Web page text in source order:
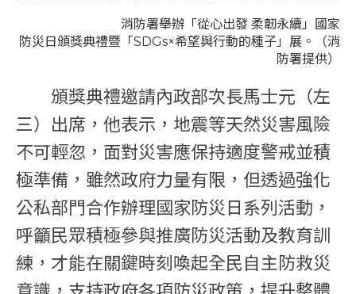
消防署舉辦「從心出發 柔韌永續」國家
防災日頒獎典禮暨「SDGs×希望與行動的種子」展。（消
防署提供）
頒獎典禮邀請內政部次長馬士元（左
三）出席，他表示，地震等天然災害風險
不可輕忽，面對災害應保持適度警戒並積
極準備，雖然政府力量有限，但透過強化
公私部門合作辦理國家防災日系列活動，
呼籲民眾積極參與推廣防災活動及教育訓
練，才能在關鍵時刻喚起全民自主防救災